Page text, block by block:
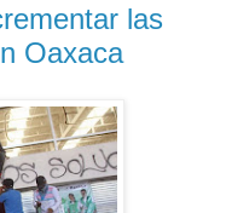
las
Oaxaca